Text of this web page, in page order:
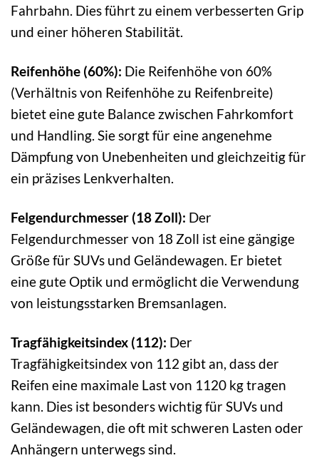
Fahrbahn. Dies führt zu einem verbesserten Grip
und einer höheren Stabilität.
Reifenhöhe (60%): Die Reifenhöhe von 60%
(Verhältnis von Reifenhöhe zu Reifenbreite)
bietet eine gute Balance zwischen Fahrkomfort
und Handling. Sie sorgt für eine angenehme
Dämpfung von Unebenheiten und gleichzeitig für
ein präzises Lenkverhalten.
Felgendurchmesser (18 Zoll): Der
Felgendurchmesser von 18 Zoll ist eine gängige
Größe für SUVs und Geländewagen. Er bietet
eine gute Optik und ermöglicht die Verwendung
von leistungsstarken Bremsanlagen.
Tragfähigkeitsindex (112): Der
Tragfähigkeitsindex von 112 gibt an, dass der
Reifen eine maximale Last von 1120 kg tragen
kann. Dies ist besonders wichtig für SUVs und
Geländewagen, die oft mit schweren Lasten oder
Anhängern unterwegs sind.